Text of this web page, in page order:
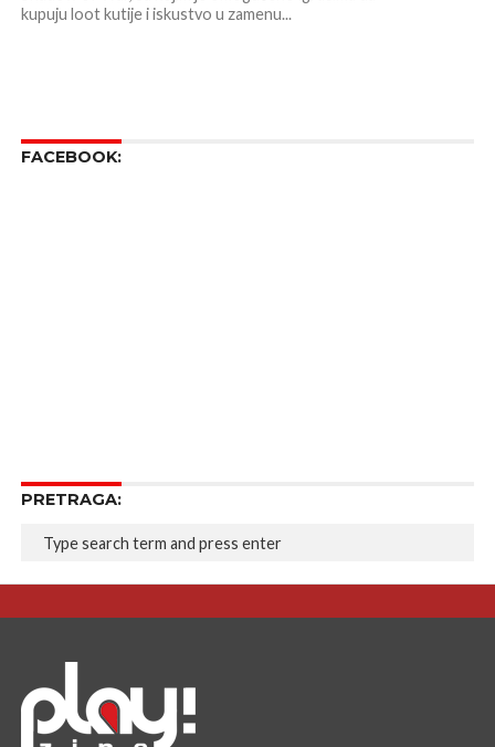
kupuju loot kutije i iskustvo u zamenu...
FACEBOOK:
PRETRAGA: